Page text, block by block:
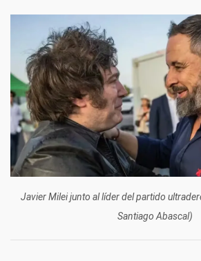
Javier Milei junto al líder del partido
Santiago Abascal)